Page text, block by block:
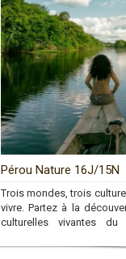
Pérou Nature 16J/15N
Trois mondes, trois
vivre. Partez à la
culturelles vivantes
votre circuit au